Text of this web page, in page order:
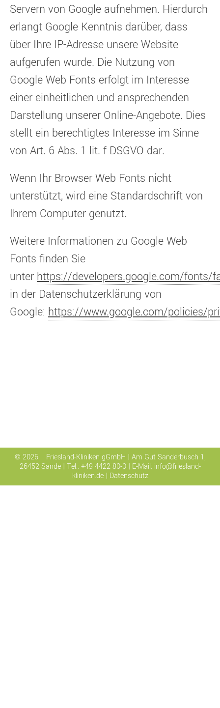
Servern von Google aufnehmen. Hierdurch
erlangt Google Kenntnis darüber, dass
über Ihre IP-Adresse unsere Website
aufgerufen wurde. Die Nutzung von
Google Web Fonts erfolgt im Interesse
einer einheitlichen und ansprechenden
Darstellung unserer Online-Angebote. Dies
stellt ein berechtigtes Interesse im Sinne
von Art. 6 Abs. 1 lit. f DSGVO dar.
Wenn Ihr Browser Web Fonts nicht
unterstützt, wird eine Standardschrift von
Ihrem Computer genutzt.
Weitere Informationen zu Google Web
Fonts finden Sie
unter https://developers.google.com/fonts/
in der Datenschutzerklärung von
Google: https://www.google.com/policies/
© 2026 Friesland-Kliniken gGmbH | Am Gut Sanderbusch 1,
26452 Sande | Tel.: +49 4422 80-0 | E-Mail: info@friesland-
kliniken.de| Datenschutz